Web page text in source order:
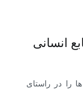
انسانی
را در راستای